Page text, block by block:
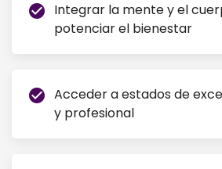
check_circle Integrar la mente y el
potenciar el bienestar
check_circle Acceder a estados de
y profesional